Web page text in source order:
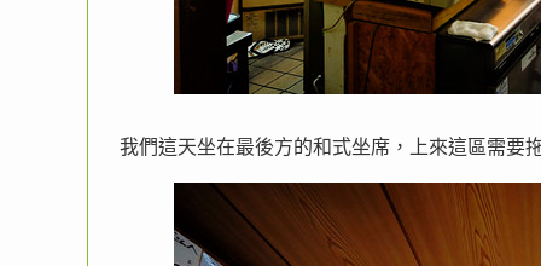
我們這天坐在最後方的和式坐席，上來這區需要